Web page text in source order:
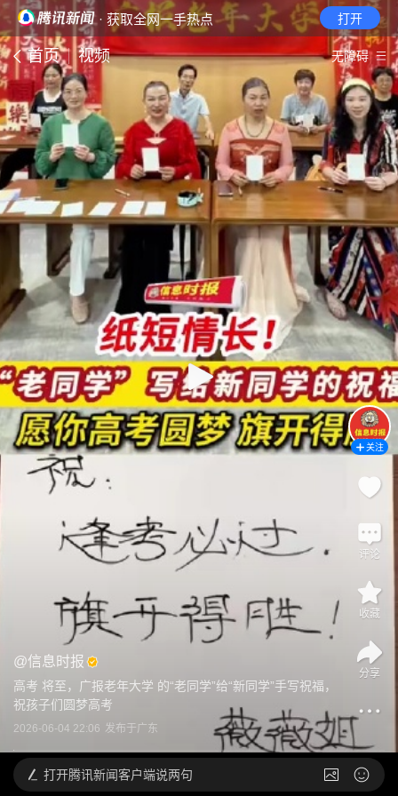
· 获取全网一手热点 打开
首页 视频 无障碍
@信息时报
高考 将至，广报老年大学 的“老同学”给“新同学”手写祝福，
祝孩子们圆梦高考
2026-06-04 22:06 发布于广东
关注
评论
收藏
分享
打开腾讯新闻客户端说两句